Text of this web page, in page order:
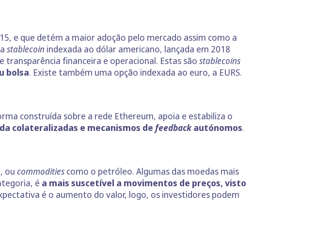
e que detém a maior adoção pelo mercado assim como a
stablecoin indexada ao dólar americano, lançada em 2018
transparência financeira e operacional. Estas são stablecoins
bolsa. Existe também uma opção indexada ao euro, a EURS.
construída sobre a rede Ethereum, apoia e estabiliza o
colateralizadas e mecanismos de feedbackautónomos.
ou commodities como o petróleo. Algumas das moedas mais
é a mais suscetível a movimentos de preços, visto
é o aumento do valor, logo, os investidores podem